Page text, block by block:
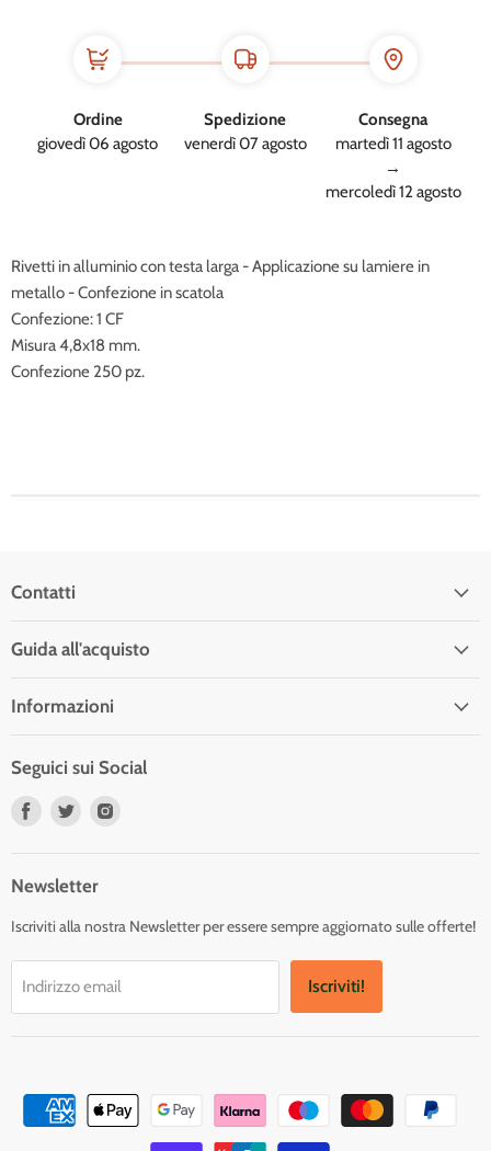
Ordine
giovedì 06 agosto
Spedizione
venerdì 07 agosto
Consegna
martedì 11 agosto
→
mercoledì 12 agosto
Rivetti in alluminio con testa larga - Applicazione su lamiere in
metallo - Confezione in scatola
Confezione: 1 CF
Misura 4,8x18 mm.
Confezione 250 pz.
Contatti
Guida all'acquisto
Informazioni
Seguici sui Social
Trovaci
Trovaci
Newsletter
Iscriviti alla nostra Newsletter per essere sempre aggiornato sulle offerte!
Indirizzo email Iscriviti!